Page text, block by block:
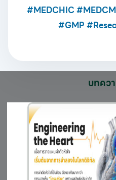
#MEDCHIC
#GMP
บทคว